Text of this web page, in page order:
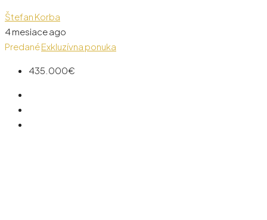
Štefan Korba
4 mesiace ago
PredanéExkluzívna ponuka
435.000€